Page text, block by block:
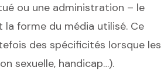
ou une administration – le
la forme du média utilisé. Ce
des spécificités lorsque les
sexuelle, handicap…).